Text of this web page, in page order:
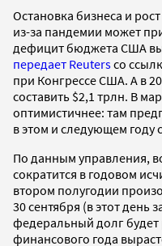
Остановка бизнеса и
из-за пандемии может
дефицит бюджета США
передает Reutersсо
при Конгрессе США. А в
составить $2,1 трлн. В
оптимистичнее: там
в этом и следующем году
По данным управления,
сократится в годовом
втором полугодии
30 сентября (в этот день
федеральный долг будет
финансового года